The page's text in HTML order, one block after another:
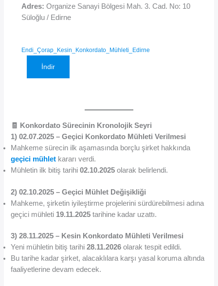
Adres: Organize Sanayi Bölgesi Mah. 3. Cad. No: 10
Süloğlu / Edirne
Endi_Çorap_Kesin_Konkordato_Mühleti_Edirne
İndir
🧾 Konkordato Sürecinin Kronolojik Seyri
1) 02.07.2025 – Geçici Konkordato Mühleti Verilmesi
Mahkeme sürecin ilk aşamasında borçlu şirket hakkında
geçici mühlet kararı verdi.
Mühletin ilk bitiş tarihi02.10.2025 olarak belirlendi.
2) 02.10.2025 – Geçici Mühlet Değişikliği
Mahkeme, şirketin iyileştirme projelerini sürdürebilmesi adına
geçici mühleti 19.11.2025 tarihine kadar uzattı.
3) 28.11.2025 – Kesin Konkordato Mühleti Verilmesi
Yeni mühletin bitiş tarihi28.11.2026 olarak tespit edildi.
Bu tarihe kadar şirket, alacaklılara karşı yasal koruma altında
faaliyetlerine devam edecek.